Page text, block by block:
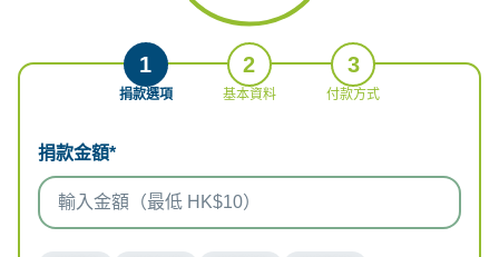
1
捐款選項
2
基本資料
3
付款方式
捐款金額*